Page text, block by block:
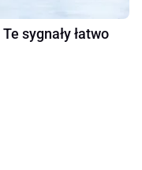
sygnały łatwo